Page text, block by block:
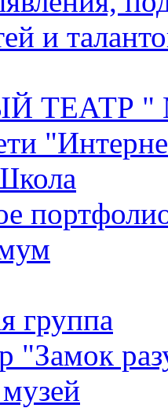
и
ТЕАТР
группа
"Замок